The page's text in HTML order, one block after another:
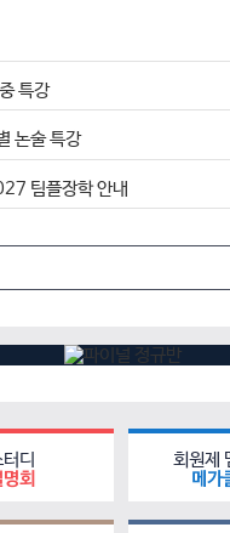
특강
논술 특강
팀플장학 안내
디
회
회원제
메가